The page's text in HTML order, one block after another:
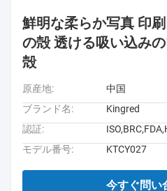
鮮明な柔らか写真 印
の殻 透ける吸い込み
殻
原産地:
中国
ブランド名:
Kingred
認証:
モデル番号:
KTCY027
今すぐ問い